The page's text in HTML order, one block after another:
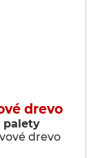
drevo
palety
drevo